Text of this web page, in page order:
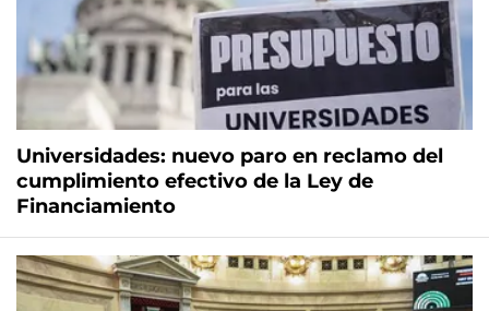
Universidades: nuevo paro en reclamo del
cumplimiento efectivo de la Ley de
Financiamiento